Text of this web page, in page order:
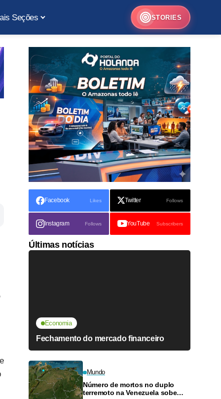
Seções STORIES
Facebook Likes Twitter Follows
Instagram Follows YouTube Subscribers
Últimas notícias
Economia
Fechamento do mercado financeiro
Mundo
Número de mortos no duplo
terremoto na Venezuela sobe